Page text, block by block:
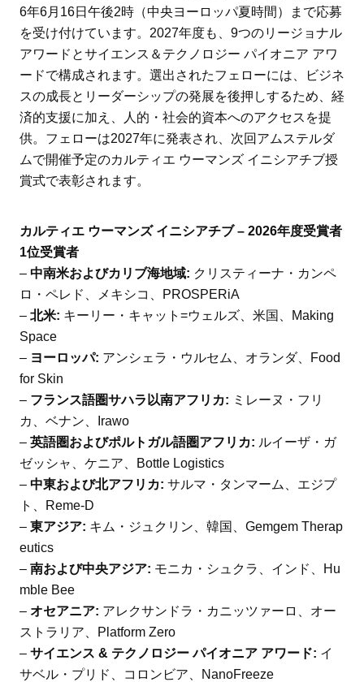
6年6月16日午後2時（中央ヨーロッパ夏時間）まで応募
を受け付けています。2027年度も、9つのリージョナル
アワードとサイエンス＆テクノロジー パイオニア アワ
ードで構成されます。選出されたフェローには、ビジネ
スの成長とリーダーシップの発展を後押しするため、経
済的支援に加え、人的・社会的資本へのアクセスを提
供。フェローは2027年に発表され、次回アムステルダ
ムで開催予定のカルティエ ウーマンズ イニシアチブ授
賞式で表彰されます。
カルティエ ウーマンズ イニシアチブ – 2026年度受賞者
1位受賞者
– 中南米およびカリブ海地域: クリスティーナ・カンペ
ロ・ペレド、メキシコ、PROSPERiA
– 北米: キーリー・キャット=ウェルズ、米国、Making
Space
– ヨーロッパ: アンシェラ・ウルセム、オランダ、Food
for Skin
– フランス語圏サハラ以南アフリカ: ミレーヌ・フリ
カ、ベナン、Irawo
– 英語圏およびポルトガル語圏アフリカ: ルイーザ・ガ
ゼッシャ、ケニア、Bottle Logistics
– 中東および北アフリカ: サルマ・タンマーム、エジプ
ト、Reme-D
– 東アジア: キム・ジュクリン、韓国、Gemgem Therap
eutics
– 南および中央アジア: モニカ・シュクラ、インド、Hu
mble Bee
– オセアニア: アレクサンドラ・カニッツァーロ、オー
ストラリア、Platform Zero
– サイエンス & テクノロジー パイオニア アワード: イ
サベル・プリド、コロンビア、NanoFreeze